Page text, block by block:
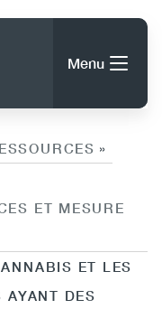
Menu
»
ET MESURE
ET LES
AYANT DES